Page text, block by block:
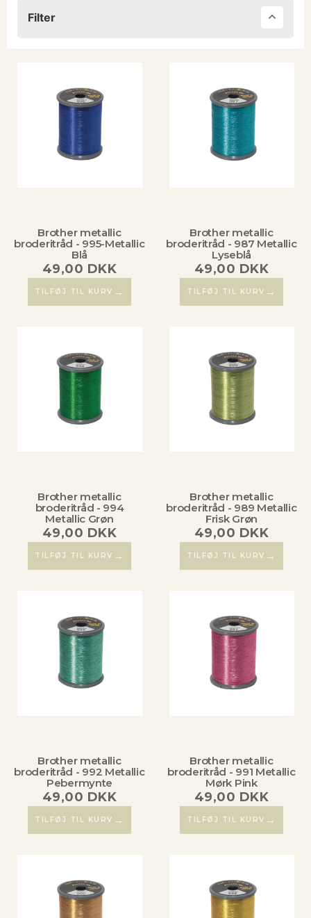
Filter
Brother metallic
broderitråd - 995-Metallic
Blå
49,00 DKK
TILFØJ TIL KURV →
Brother metallic
broderitråd - 987 Metallic
Lyseblå
49,00 DKK
TILFØJ TIL KURV →
Brother metallic
broderitråd - 994
Metallic Grøn
49,00 DKK
TILFØJ TIL KURV →
Brother metallic
broderitråd - 989 Metallic
Frisk Grøn
49,00 DKK
TILFØJ TIL KURV →
Brother metallic
broderitråd - 992 Metallic
Pebermynte
49,00 DKK
TILFØJ TIL KURV →
Brother metallic
broderitråd - 991 Metallic
Mørk Pink
49,00 DKK
TILFØJ TIL KURV →